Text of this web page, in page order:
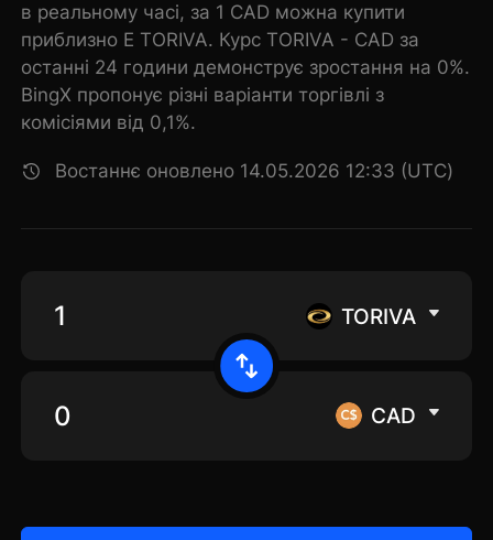
в реальному часі, за 1 CAD можна купити
приблизно E TORIVA. Курс TORIVA - CAD за
останні 24 години демонструє зростання на 0%.
BingX пропонує різні варіанти торгівлі з
комісіями від 0,1%.
Востаннє оновлено 14.05.2026 12:33 (UTC)
TORIVA
CAD